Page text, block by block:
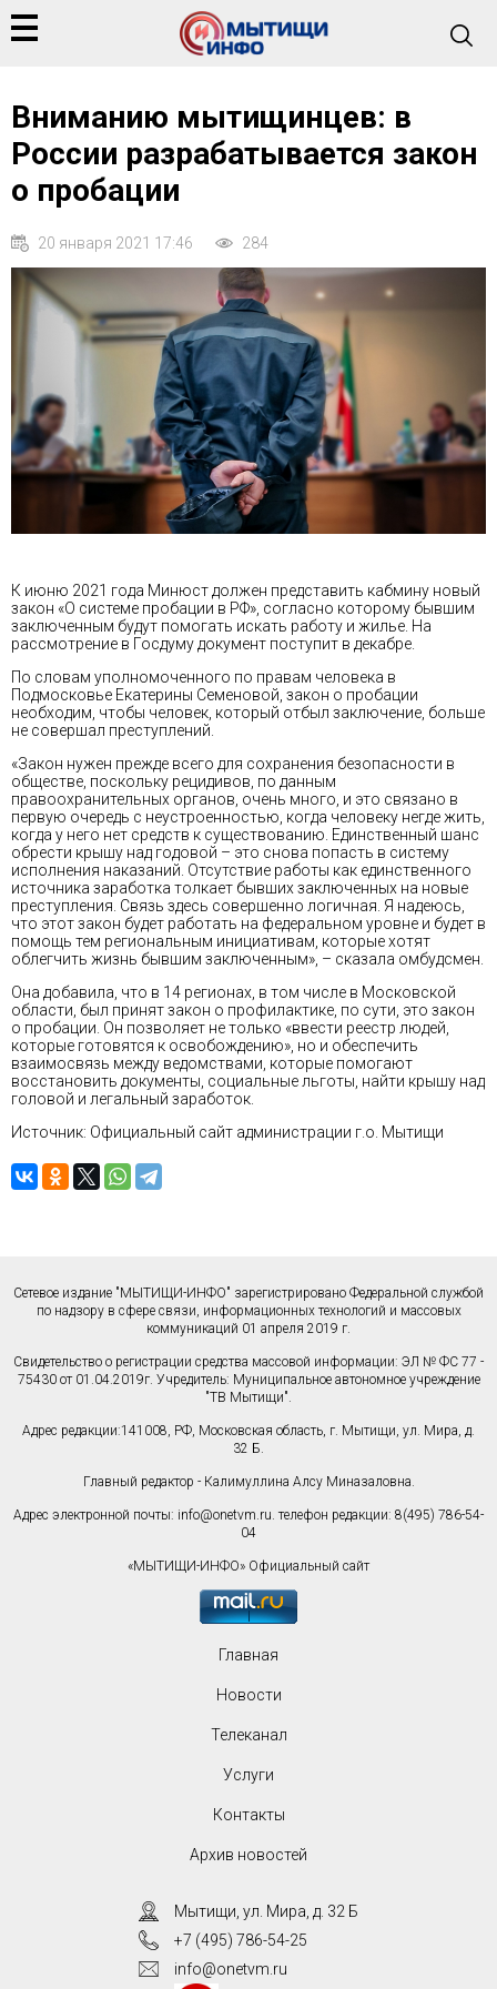
Вниманию мытищинцев: в
России разрабатывается закон
о пробации
20 января 2021 17:46 284
К июню 2021 года Минюст должен представить кабмину новый
закон «О системе пробации в РФ», согласно которому бывшим
заключенным будут помогать искать работу и жилье. На
рассмотрение в Госдуму документ поступит в декабре.
По словам уполномоченного по правам человека в
Подмосковье Екатерины Семеновой, закон о пробации
необходим, чтобы человек, который отбыл заключение, больше
не совершал преступлений.
«Закон нужен прежде всего для сохранения безопасности в
обществе, поскольку рецидивов, по данным
правоохранительных органов, очень много, и это связано в
первую очередь с неустроенностью, когда человеку негде жить,
когда у него нет средств к существованию. Единственный шанс
обрести крышу над годовой – это снова попасть в систему
исполнения наказаний. Отсутствие работы как единственного
источника заработка толкает бывших заключенных на новые
преступления. Связь здесь совершенно логичная. Я надеюсь,
что этот закон будет работать на федеральном уровне и будет в
помощь тем региональным инициативам, которые хотят
облегчить жизнь бывшим заключенным», – сказала омбудсмен.
Она добавила, что в 14 регионах, в том числе в Московской
области, был принят закон о профилактике, по сути, это закон
о пробации. Он позволяет не только «ввести реестр людей,
которые готовятся к освобождению», но и обеспечить
взаимосвязь между ведомствами, которые помогают
восстановить документы, социальные льготы, найти крышу над
головой и легальный заработок.
Источник: Официальный сайт администрации г.о. Мытищи
Сетевое издание "МЫТИЩИ-ИНФО" зарегистрировано Федеральной службой
по надзору в сфере связи, информационных технологий и массовых
коммуникаций 01 апреля 2019 г.
Свидетельство о регистрации средства массовой информации: ЭЛ № ФС 77 -
75430 от 01.04.2019г. Учредитель: Муниципальное автономное учреждение
"ТВ Мытищи".
Адрес редакции:141008, РФ, Московская область, г. Мытищи, ул. Мира, д.
32 Б.
Главный редактор - Калимуллина Алсу Миназаловна.
Адрес электронной почты: info@onetvm.ru. телефон редакции: 8(495) 786-54-
04
«МЫТИЩИ-ИНФО» Официальный сайт
Главная
Новости
Телеканал
Услуги
Контакты
Архив новостей
Мытищи, ул. Мира, д. 32 Б
+7 (495) 786-54-25
info@onetvm.ru